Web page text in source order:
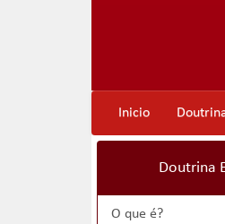
Inicio
Doutrina
O que é?